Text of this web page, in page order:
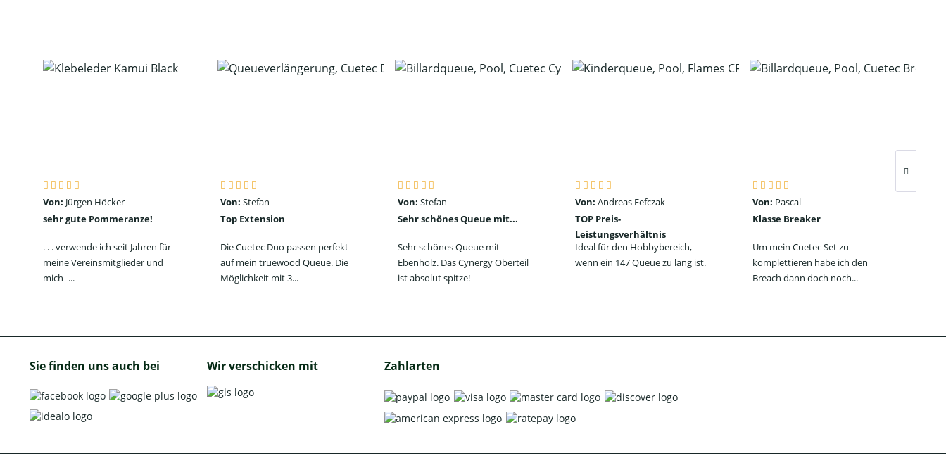
Von: Jürgen Höcker
sehr gute Pommeranze!
. . . verwende ich seit Jahren für
meine Vereinsmitglieder und
mich -...
Von: Stefan
Top Extension
Die Cuetec Duo passen perfekt
auf mein truewood Queue. Die
Möglichkeit mit 3...
Von: Stefan
Sehr schönes Queue mit...
Sehr schönes Queue mit
Ebenholz. Das Cynergy Oberteil
ist absolut spitze!
Von: Andreas Fefczak
TOP Preis-
Leistungsverhältnis
Ideal für den Hobbybereich,
wenn ein 147 Queue zu lang ist.
Von: Pascal
Klasse Breaker
Um mein Cuetec Set zu
komplettieren habe ich den
Breach dann doch noch...
Sie finden uns auch bei Wir verschicken mit Zahlarten